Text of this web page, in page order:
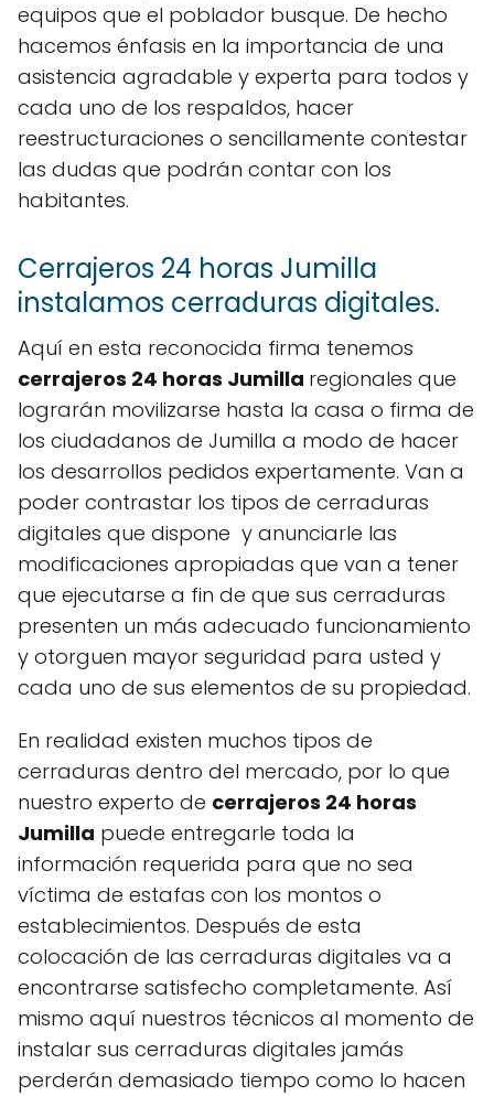
equipos que el poblador busque. De hecho
hacemos énfasis en la importancia de una
asistencia agradable y experta para todos y
cada uno de los respaldos, hacer
reestructuraciones o sencillamente contestar
las dudas que podrán contar con los
habitantes.
Cerrajeros 24 horas Jumilla
instalamos cerraduras digitales.
Aquí en esta reconocida firma tenemos
cerrajeros 24 horas Jumilla regionales que
lograrán movilizarse hasta la casa o firma de
los ciudadanos de Jumilla a modo de hacer
los desarrollos pedidos expertamente. Van a
poder contrastar los tipos de cerraduras
digitales que dispone y anunciarle las
modificaciones apropiadas que van a tener
que ejecutarse a fin de que sus cerraduras
presenten un más adecuado funcionamiento
y otorguen mayor seguridad para usted y
cada uno de sus elementos de su propiedad.
En realidad existen muchos tipos de
cerraduras dentro del mercado, por lo que
nuestro experto de cerrajeros 24 horas
Jumilla puede entregarle toda la
información requerida para que no sea
víctima de estafas con los montos o
establecimientos. Después de esta
colocación de las cerraduras digitales va a
encontrarse satisfecho completamente. Así
mismo aquí nuestros técnicos al momento de
instalar sus cerraduras digitales jamás
perderán demasiado tiempo como lo hacen